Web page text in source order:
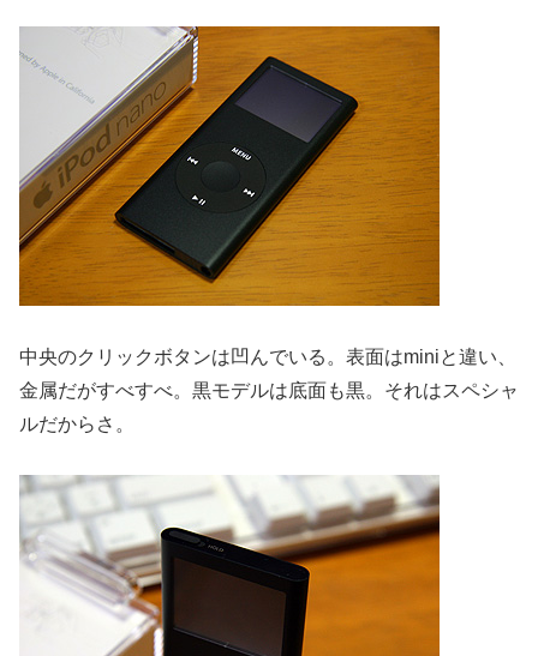
中央のクリックボタンは凹んでいる。表面はminiと違い、
金属だがすべすべ。黒モデルは底面も黒。それはスペシャ
ルだからさ。